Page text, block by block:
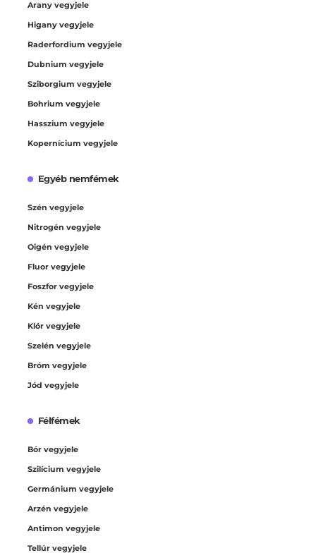
Arany vegyjele
Higany vegyjele
Raderfordium vegyjele
Dubnium vegyjele
Sziborgium vegyjele
Bohrium vegyjele
Hasszium vegyjele
Kopernícium vegyjele
Egyéb nemfémek
Szén vegyjele
Nitrogén vegyjele
Oigén vegyjele
Fluor vegyjele
Foszfor vegyjele
Kén vegyjele
Klór vegyjele
Szelén vegyjele
Bróm vegyjele
Jód vegyjele
Félfémek
Bór vegyjele
Szilícium vegyjele
Germánium vegyjele
Arzén vegyjele
Antimon vegyjele
Tellúr vegyjele